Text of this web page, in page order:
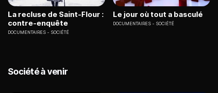
La recluse de Saint-Flour :
contre-enquête
DOCUMENTAIRES SOCIÉTÉ
Le jour où tout a basculé
DOCUMENTAIRES SOCIÉTÉ
Société à venir